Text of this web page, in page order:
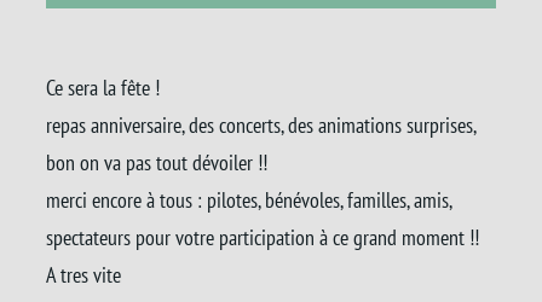
Ce sera la fête !
repas anniversaire, des concerts, des animations surprises,
bon on va pas tout dévoiler !!
merci encore à tous : pilotes, bénévoles, familles, amis,
spectateurs pour votre participation à ce grand moment !!
A tres vite